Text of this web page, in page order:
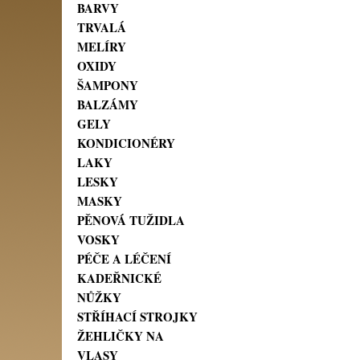
BARVY
TRVALÁ
MELÍRY
OXIDY
ŠAMPONY
BALZÁMY
GELY
KONDICIONÉRY
LAKY
LESKY
MASKY
PĚNOVÁ TUŽIDLA
VOSKY
PÉČE A LÉČENÍ
KADEŘNICKÉ
NŮŽKY
STŘÍHACÍ STROJKY
ŽEHLIČKY NA
VLASY